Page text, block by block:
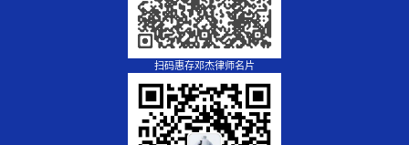
扫码惠存邓杰律师名片